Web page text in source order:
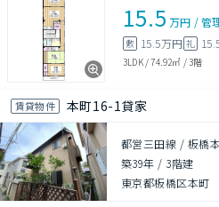
15.5 万円 /管
敷 15.5万円 礼
3LDK/74.92㎡ /3階
賃貸物件 本町16-1貸家
都営三田線 / 板橋
築39年 / 3階建
東京都板橋区本町